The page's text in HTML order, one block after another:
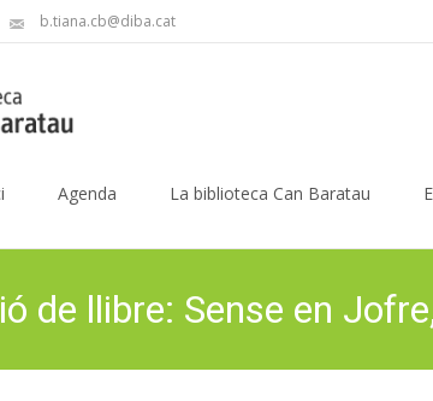
b.tiana.cb@diba.cat
Agenda La biblioteca Can Baratau
de llibre: Sense en